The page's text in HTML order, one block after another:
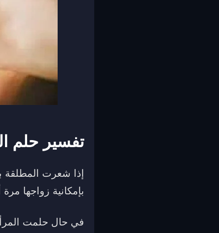
تفسير حلم
إذا شعرت المطلقة
بإمكانية زواجها
في حال حلمت